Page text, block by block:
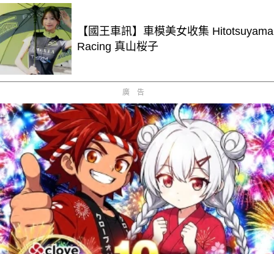
【國王車訊】車模美女收集 Hitotsuyama
Racing 真山桜子
廣告